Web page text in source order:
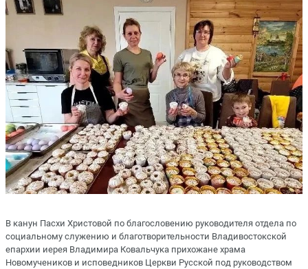
В канун Пасхи Христовой по благословению руководителя отдела по
социальному служению и благотворительности Владивостокской
епархии иерея Владимира Ковальчука прихожане храма
Новомучеников и исповедников Церкви Русской под руководством